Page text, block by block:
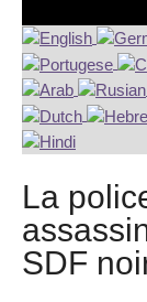
La
SDF